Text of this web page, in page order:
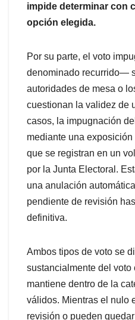
impide determinar con
opción elegida.
Por su parte, el voto
denominado recurrido—
autoridades de mesa o
cuestionan la validez de
casos, la impugnación
mediante una
que se registran en un
por la Junta Electoral.
una anulación
pendiente de revisión
definitiva.
Ambos tipos de voto se
sustancialmente del voto
mantiene dentro de la
válidos. Mientras el nulo
revisión o pueden